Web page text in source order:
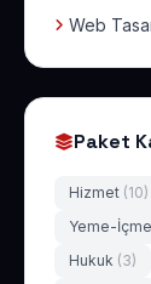
Web
Paket
Hizmet (10)
Yeme-İçme
Hukuk (3)